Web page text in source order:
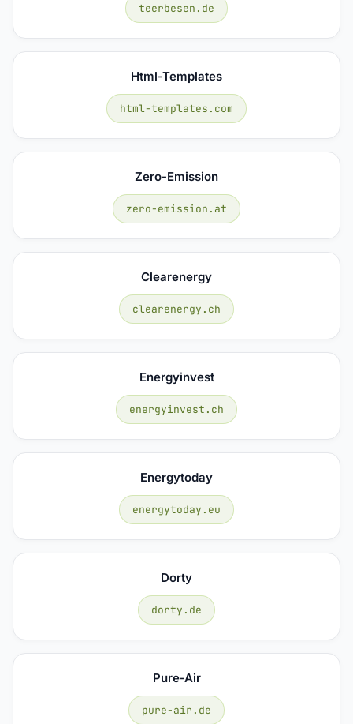
teerbesen.de
Html-Templates
html-templates.com
Zero-Emission
zero-emission.at
Clearenergy
clearenergy.ch
Energyinvest
energyinvest.ch
Energytoday
energytoday.eu
Dorty
dorty.de
Pure-Air
pure-air.de